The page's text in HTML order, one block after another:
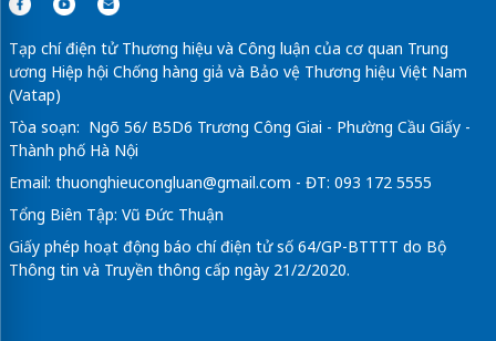
Tạp chí điện tử Thương hiệu và Công luận của cơ quan Trung
ương Hiệp hội Chống hàng giả và Bảo vệ Thương hiệu Việt Nam
(Vatap)
Tòa soạn: Ngõ 56/ B5D6 Trương Công Giai - Phường Cầu Giấy -
Thành phố Hà Nội
Email: thuonghieucongluan@gmail.com - ĐT: 093 172 5555
Tổng Biên Tập: Vũ Đức Thuận
Giấy phép hoạt động báo chí điện tử số 64/GP-BTTTT do Bộ
Thông tin và Truyền thông cấp ngày 21/2/2020.